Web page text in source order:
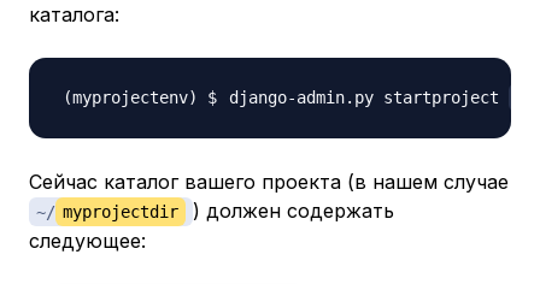
каталога:
django-admin.py startproject
Сейчас каталог вашего проекта (в нашем случае
~/ myprojectdir
) должен содержать
следующее: